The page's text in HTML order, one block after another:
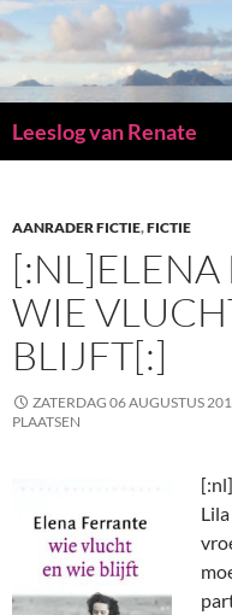
Leeslog van Renate
INHOUD
AANRADER FICTIE,FICTIE
[:NL]ELENA
WIE
BLIJFT[:]
ZATERDAG 06 AUGUSTUS
PLAATSEN
[:nl]